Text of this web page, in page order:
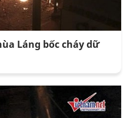
Láng bốc cháy dữ